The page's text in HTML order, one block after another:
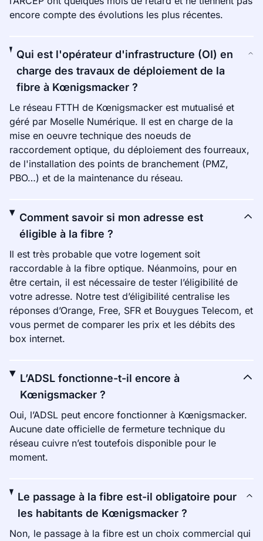
encore compte des évolutions les plus récentes.
Qui est l'opérateur d'infrastructure (OI) en
charge des travaux de déploiement de la
fibre à Kœnigsmacker ?
Le réseau FTTH de Kœnigsmacker est mutualisé et
géré par Moselle Numérique. Il est en charge de la
mise en oeuvre technique des noeuds de
raccordement optique, du déploiement des fourreaux,
de l'installation des points de branchement (PMZ,
PBO…) et de la maintenance du réseau.
Comment savoir si mon adresse est
éligible à la fibre ?
Il est très probable que votre logement soit
raccordable à la fibre optique. Néanmoins, pour en
être certain, il est nécessaire de tester l’éligibilité de
votre adresse. Notre test d’éligibilité centralise les
réponses d’Orange, Free, SFR et Bouygues Telecom, et
vous permet de comparer les prix et les débits des
box internet.
L’ADSL fonctionne-t-il encore à
Kœnigsmacker ?
Oui, l’ADSL peut encore fonctionner à Kœnigsmacker.
Aucune date officielle de fermeture technique du
réseau cuivre n’est toutefois disponible pour le
moment.
Le passage à la fibre est-il obligatoire pour
les habitants de Kœnigsmacker ?
Non, le passage à la fibre est un choix commercial qui